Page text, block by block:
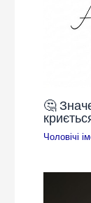
🤔
Чоловічі